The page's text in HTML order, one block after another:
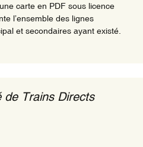
carte en PDF sous licence
l’ensemble des lignes
et secondaires ayant existé.
de Trains Directs